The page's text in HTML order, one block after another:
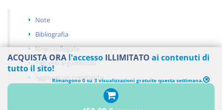
Note
Bibliografia
News collegate
Percorsi argomentali
Aggiungi un commento
ACQUISTA ORA l'accesso ILLIMITATO ai contenuti di
tutto il sito!
Rimangono 0 su 3 visualizzazioni gratuite questa settimana.